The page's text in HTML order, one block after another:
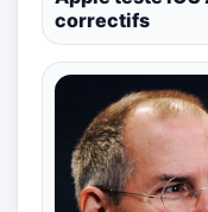
correctifs